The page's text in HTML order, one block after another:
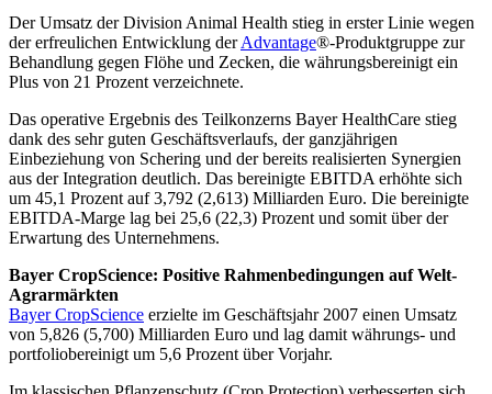
Der Umsatz der Division Animal Health stieg in erster Linie wegen
der erfreulichen Entwicklung derAdvantage®-Produktgruppe zur
Behandlung gegen Flöhe und Zecken, die währungsbereinigt ein
Plus von 21 Prozent verzeichnete.
Das operative Ergebnis des Teilkonzerns Bayer HealthCare stieg
dank des sehr guten Geschäftsverlaufs, der ganzjährigen
Einbeziehung von Schering und der bereits realisierten Synergien
aus der Integration deutlich. Das bereinigte EBITDA erhöhte sich
um 45,1 Prozent auf 3,792 (2,613) Milliarden Euro. Die bereinigte
EBITDA-Marge lag bei 25,6 (22,3) Prozent und somit über der
Erwartung des Unternehmens.
Bayer CropScience: Positive Rahmenbedingungen auf Welt-
Agrarmärkten
Bayer CropScience erzielte im Geschäftsjahr 2007 einen Umsatz
von 5,826 (5,700) Milliarden Euro und lag damit währungs- und
portfoliobereinigt um 5,6 Prozent über Vorjahr.